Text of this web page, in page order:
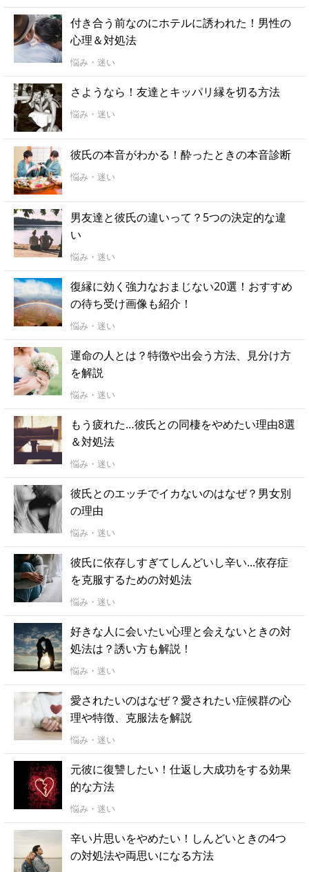
付き合う前なのにホテルに誘われた！男性の
心理＆対処法
悩み・迷い
さようなら！友達とキッパリ縁を切る方法
悩み・迷い
彼氏の本音がわかる！酔ったときの本音診断
悩み・迷い
男友達と彼氏の違いって？5つの決定的な違
い
悩み・迷い
復縁に効く強力なおまじない20選！おすすめ
の待ち受け画像も紹介！
悩み・迷い
運命の人とは？特徴や出会う方法、見分け方
を解説
悩み・迷い
もう疲れた…彼氏との同棲をやめたい理由8選
＆対処法
悩み・迷い
彼氏とのエッチでイカないのはなぜ？男女別
の理由
悩み・迷い
彼氏に依存しすぎてしんどいし辛い...依存症
を克服するための対処法
悩み・迷い
好きな人に会いたい心理と会えないときの対
処法は？誘い方も解説！
悩み・迷い
愛されたいのはなぜ？愛されたい症候群の心
理や特徴、克服法を解説
悩み・迷い
元彼に復讐したい！仕返し大成功をする効果
的な方法
悩み・迷い
辛い片思いをやめたい！しんどいときの4つ
の対処法や両思いになる方法